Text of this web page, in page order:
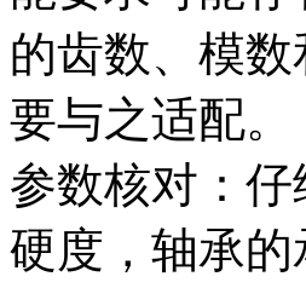
的齿数、模
要与之适配。
参数核对：
硬度，轴承